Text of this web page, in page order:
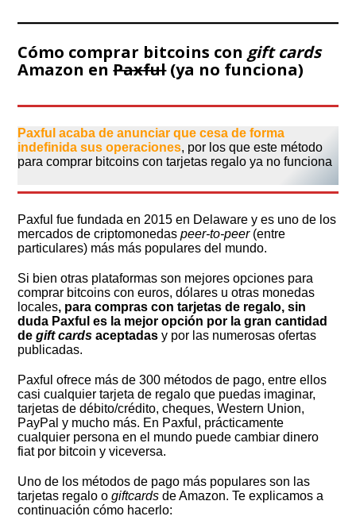
Cómo comprar bitcoins con gift cards
Amazon enPaxful(ya no funciona)
Paxful acaba de anunciar que cesa de forma
indefinida sus operaciones, por los que este método
para comprar bitcoins con tarjetas regalo ya no funciona
Paxful fue fundada en 2015 en Delaware y es uno de los
mercados de criptomonedaspeer-to-peer(entre
particulares) más más populares del mundo.
Si bien otras plataformas son mejores opciones para
comprar bitcoins con euros, dólares u otras monedas
locales, para compras con tarjetas de regalo, sin
duda Paxful es la mejor opción por la gran cantidad
degift cards aceptadas y por las numerosas ofertas
publicadas.
Paxful ofrece más de 300 métodos de pago, entre ellos
casi cualquier tarjeta de regalo que puedas imaginar,
tarjetas de débito/crédito, cheques, Western Union,
PayPal y mucho más. En Paxful, prácticamente
cualquier persona en el mundo puede cambiar dinero
fiat por bitcoin y viceversa.
Uno de los métodos de pago más populares son las
tarjetas regalo ogiftcards de Amazon. Te explicamos a
continuación cómo hacerlo: